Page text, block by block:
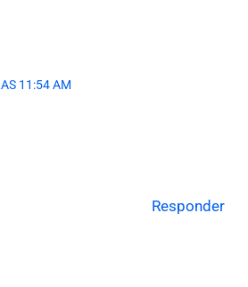
11:54 AM
Responder